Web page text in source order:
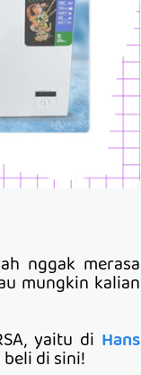
nggak merasa
mungkin kalian
yaitu di Hans
di sini!